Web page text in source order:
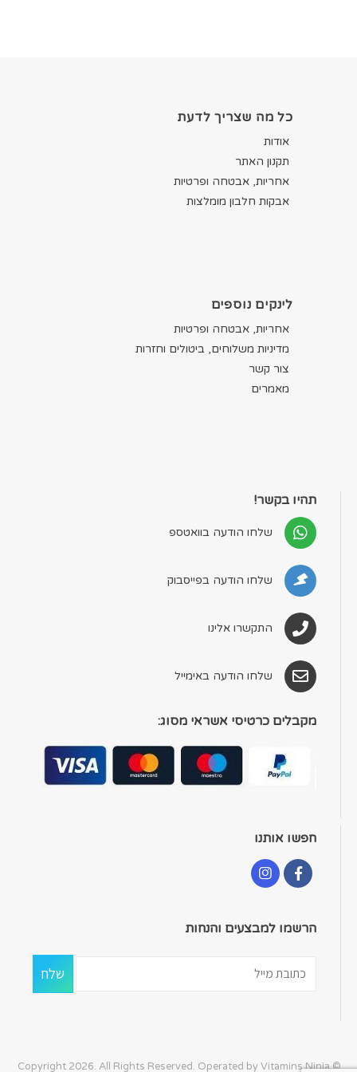
כל מה שצריך לדעת
אודות
תקנון האתר
אחריות, אבטחה ופרטיות
אבקות חלבון מומלצות
לינקים נוספים
אחריות, אבטחה ופרטיות
מדיניות משלוחים, ביטולים וחזרות
צור קשר
מאמרים
תהיו בקשר!
שלחו הודעה בוואטספ
שלחו הודעה בפייסבוק
התקשרו אלינו
שלחו הודעה באימייל
מקבלים כרטיסי אשראי מסוג:
חפשו אותנו
הרשמו למבצעים והנחות
© Copyright 2026. All Rights Reserved. Operated by Vitamins Ninja